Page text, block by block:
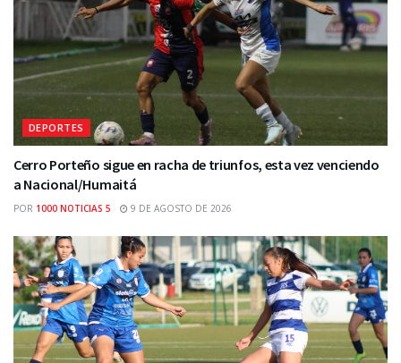
DEPORTES
Cerro Porteño sigue en racha de triunfos, esta vez venciendo
a Nacional/Humaitá
POR 1000 NOTICIAS 5 9 DE AGOSTO DE 2026